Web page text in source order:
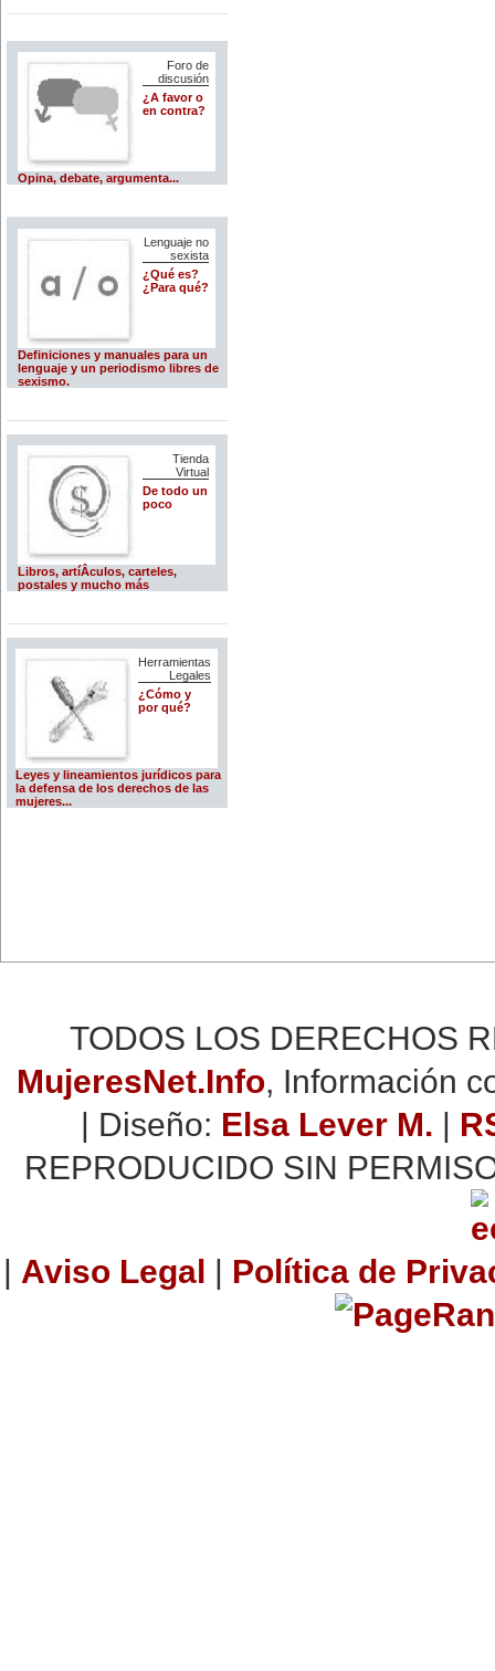
Foro de
discusión
¿A favor o
en contra?
Opina, debate, argumenta...
Lenguaje no
sexista
¿Qué es?
¿Para qué?
Definiciones y manuales para un
lenguaje y un periodismo libres de
sexismo.
Tienda
Virtual
De todo un
poco
Libros, artíÂ­culos, carteles,
postales y mucho más
Herramientas
Legales
¿Cómo y
por qué?
Leyes y lineamientos jurídicos para
la defensa de los derechos de las
mujeres...
TODOS LOS DERECHOS
MujeresNet.Info, Información
| Diseño: Elsa Lever M. |
REPRODUCIDO SIN
| Aviso Legal | Política de